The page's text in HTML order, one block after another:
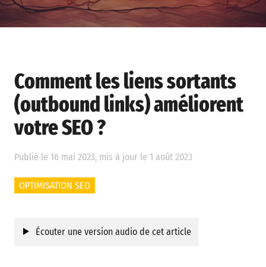
Comment les liens sortants
(outbound links) améliorent
votre SEO ?
Publié le 16 mai 2023, mis à jour le 1 août 2023
OPTIMISATION SEO
Écouter une version audio de cet article